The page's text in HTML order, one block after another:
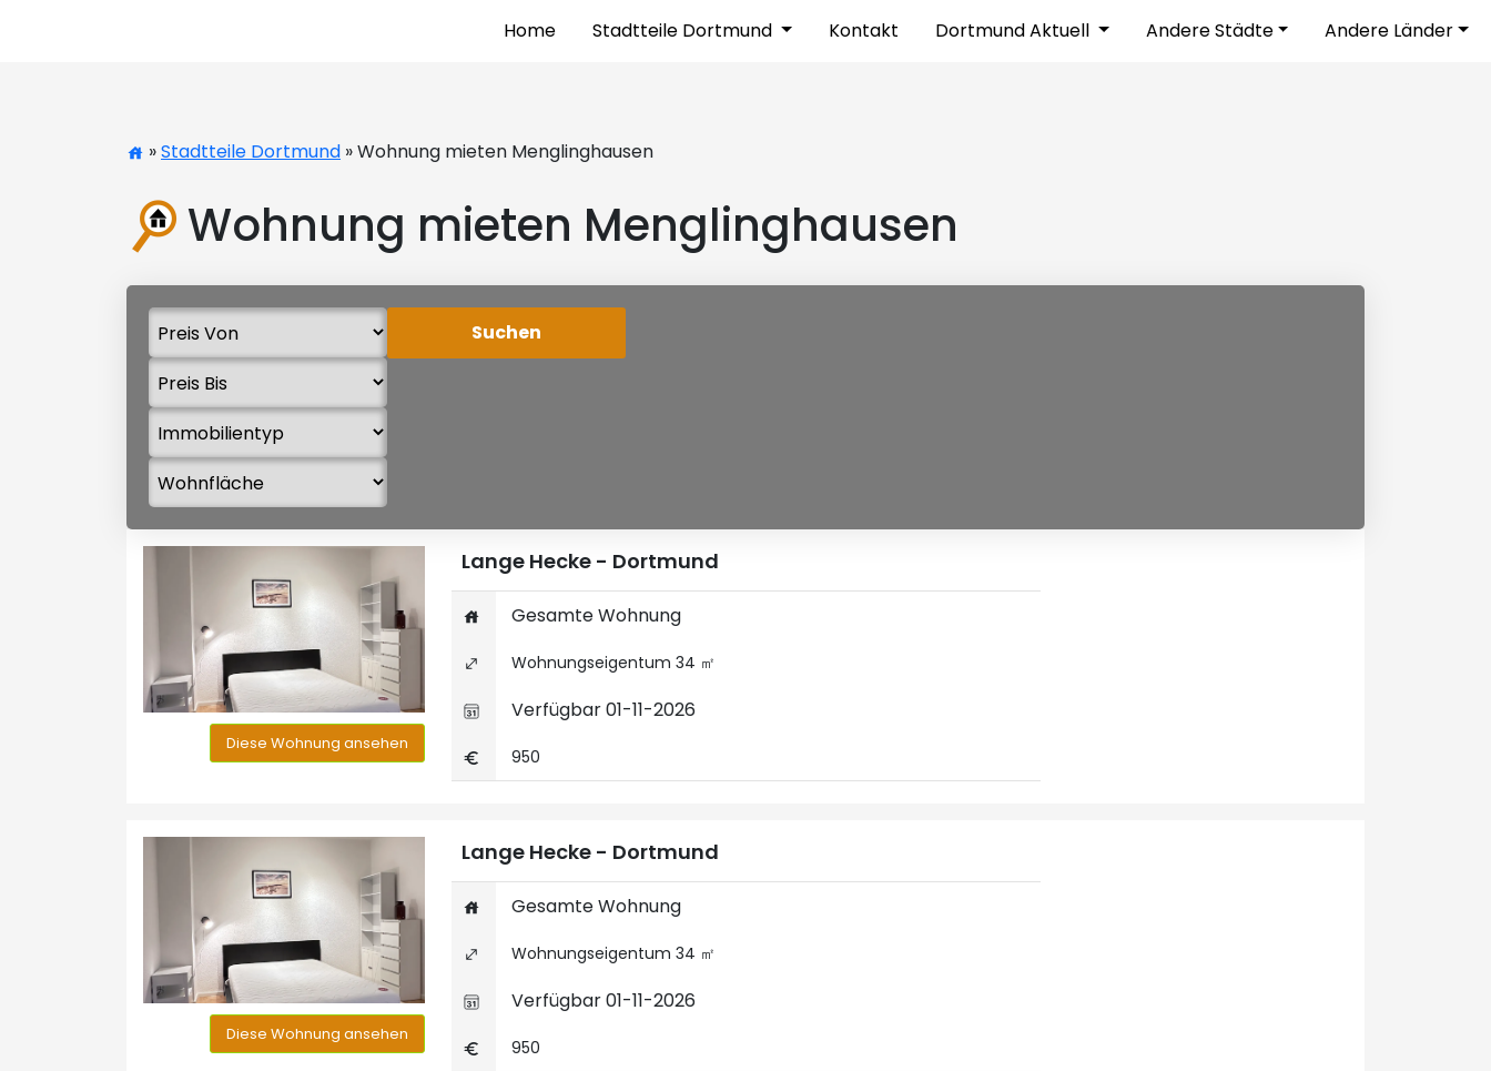
Home Stadtteile Dortmund Kontakt Dortmund Aktuell Andere Städte Andere Länder
»Stadtteile Dortmund » Wohnung mieten Menglinghausen
Wohnung mieten Menglinghausen
Diese Wohnung ansehen
Lange Hecke - Dortmund
Gesamte Wohnung
Wohnungseigentum 34 ㎡
Verfügbar 01-11-2026
950
Diese Wohnung ansehen
Lange Hecke - Dortmund
Gesamte Wohnung
Wohnungseigentum 34 ㎡
Verfügbar 01-11-2026
950